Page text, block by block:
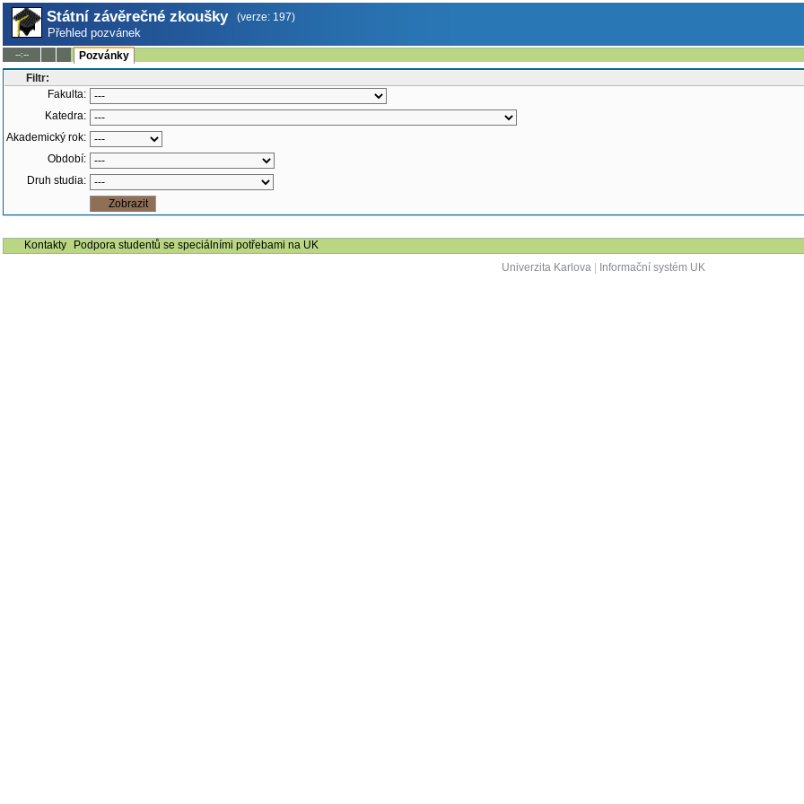
Státní závěrečné zkoušky (verze: 197)
Přehled pozvánek
--:--
Pozvánky
Filtr:
Fakulta:
Katedra:
Akademický rok:
Období:
Druh studia:
Kontakty
Podpora studentů se speciálními potřebami na UK
Univerzita Karlova| Informační systém UK